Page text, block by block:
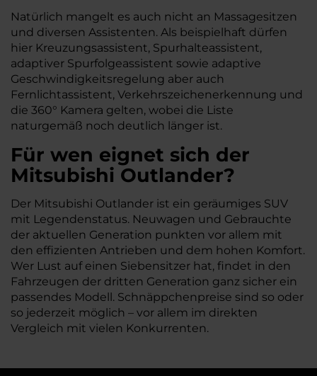
Natürlich mangelt es auch nicht an Massagesitzen
und diversen Assistenten. Als beispielhaft dürfen
hier Kreuzungsassistent, Spurhalteassistent,
adaptiver Spurfolgeassistent sowie adaptive
Geschwindigkeitsregelung aber auch
Fernlichtassistent, Verkehrszeichenerkennung und
die 360° Kamera gelten, wobei die Liste
naturgemäß noch deutlich länger ist.
Für wen eignet sich der
Mitsubishi Outlander?
Der Mitsubishi Outlander ist ein geräumiges SUV
mit Legendenstatus. Neuwagen und Gebrauchte
der aktuellen Generation punkten vor allem mit
den effizienten Antrieben und dem hohen Komfort.
Wer Lust auf einen Siebensitzer hat, findet in den
Fahrzeugen der dritten Generation ganz sicher ein
passendes Modell. Schnäppchenpreise sind so oder
so jederzeit möglich – vor allem im direkten
Vergleich mit vielen Konkurrenten.